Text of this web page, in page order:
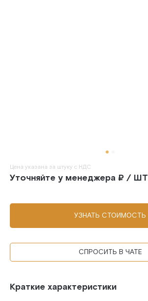
Краткие характеристики
Цена указана за штуку с НДС
Уточняйте у менеджера ₽ / ШТ
УЗНАТЬ СТОИМОСТЬ
СПРОСИТЬ В ЧАТЕ